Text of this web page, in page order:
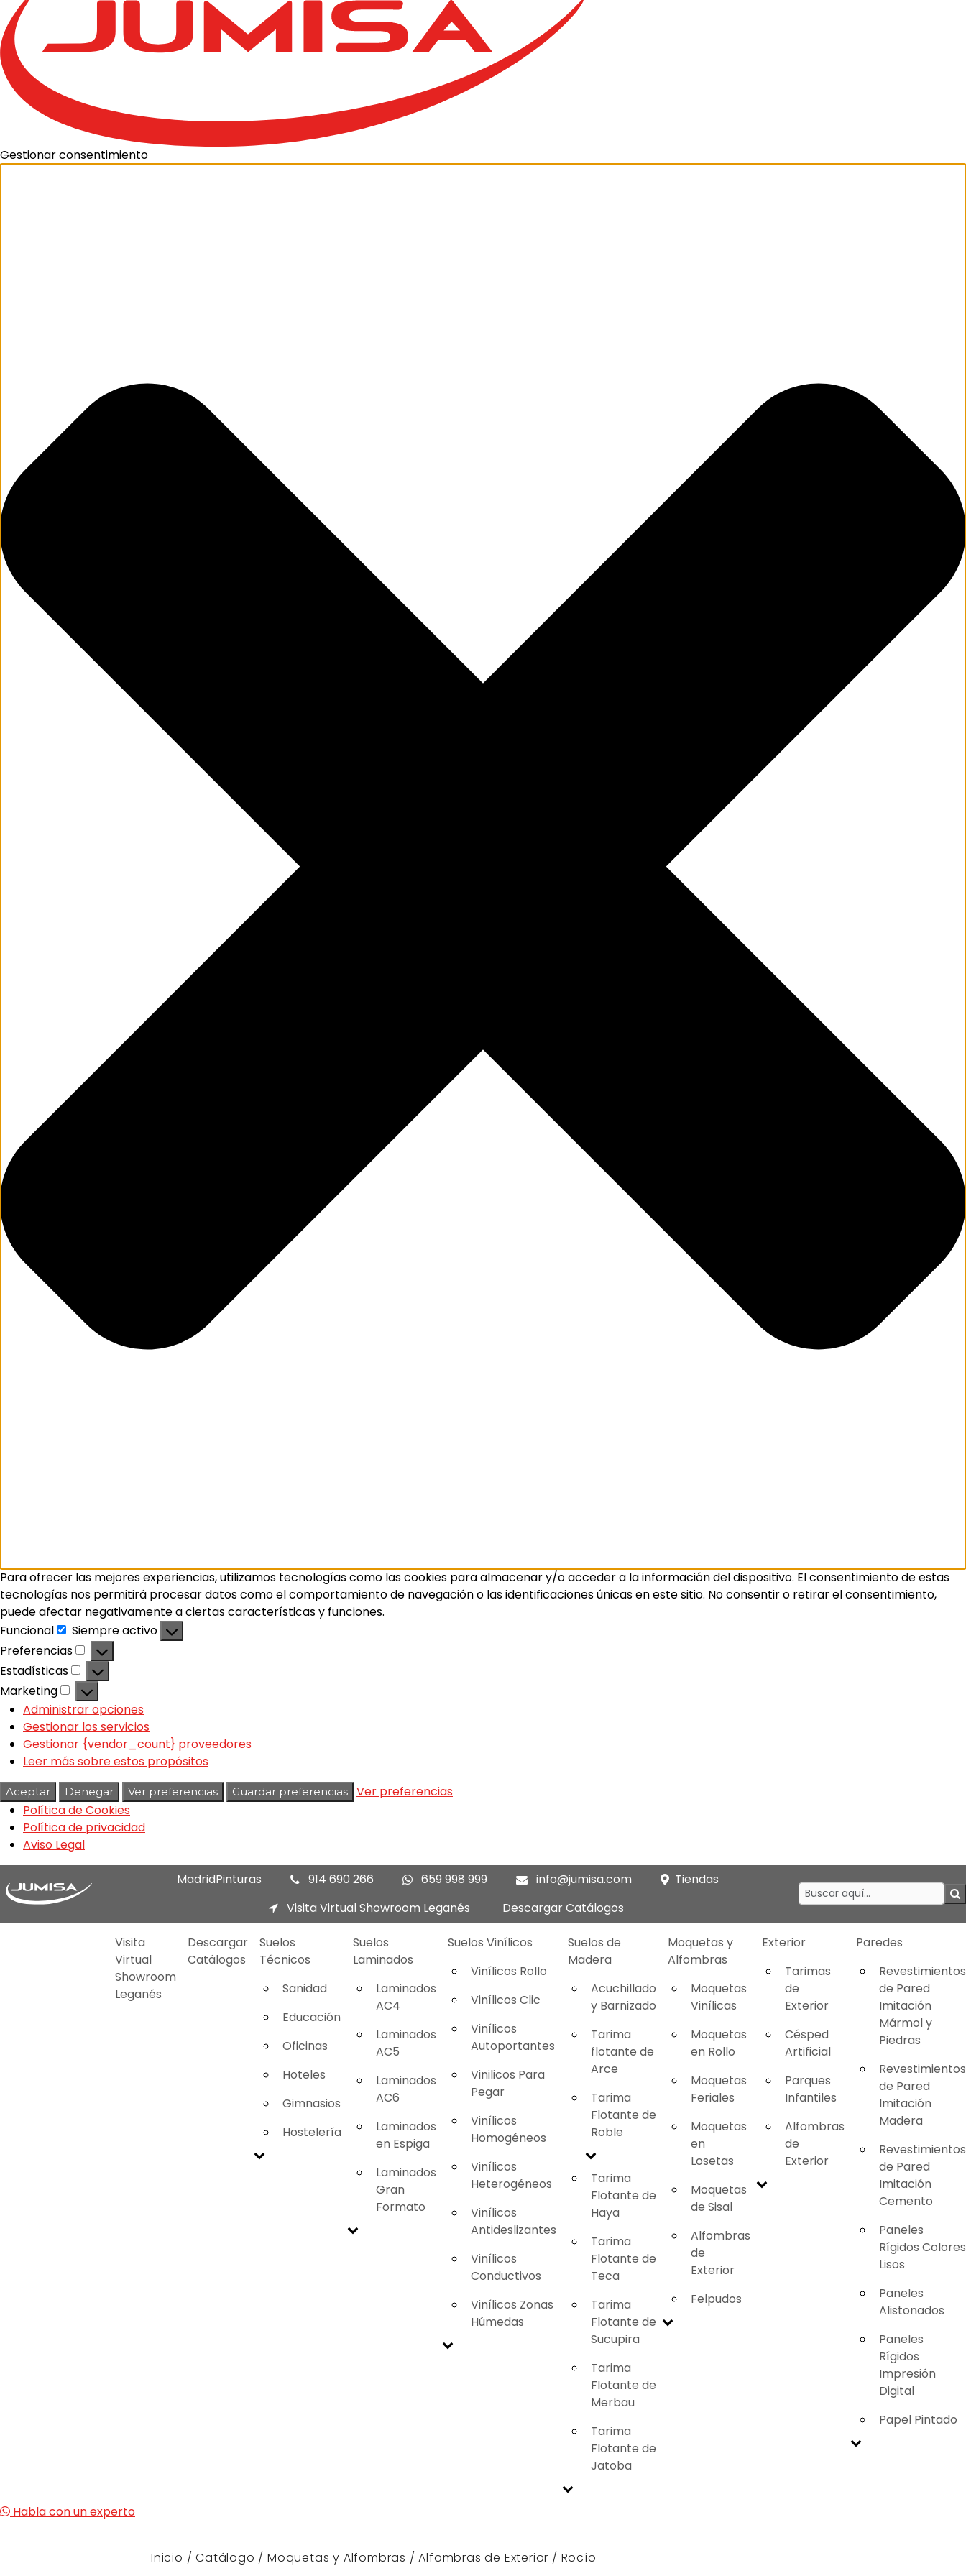
Gestionar consentimiento
Para ofrecer las mejores experiencias, utilizamos tecnologías como las cookies para almacenar y/o acceder a la información del dispositivo. El consentimiento de estas
tecnologías nos permitirá procesar datos como el comportamiento de navegación o las identificaciones únicas en este sitio. No consentir o retirar el consentimiento,
puede afectar negativamente a ciertas características y funciones.
Funcional
Siempre activo
Preferencias
Estadísticas
Marketing
Administrar opciones
Gestionar los servicios
Gestionar {vendor_count} proveedores
Leer más sobre estos propósitos
Aceptar Denegar Ver preferencias Guardar preferencias
Ver preferencias
Política de Cookies
Política de privacidad
Aviso Legal
MadridPinturas 914 690 266 659 998 999 info@jumisa.com
Tiendas
Visita Virtual Showroom Leganés
Descargar Catálogos
Visita
Virtual
Showroom
Leganés
Descargar
Catálogos
Suelos
Técnicos
Sanidad
Educación
Oficinas
Hoteles
Gimnasios
Hostelería
Suelos
Laminados
Laminados
AC4
Laminados
AC5
Laminados
AC6
Laminados
en Espiga
Laminados
Gran
Formato
Suelos Vinílicos
Vinílicos Rollo
Vinílicos Clic
Vinílicos
Autoportantes
Vinilicos Para
Pegar
Vinílicos
Homogéneos
Vinílicos
Heterogéneos
Vinílicos
Antideslizantes
Vinílicos
Conductivos
Vinílicos Zonas
Húmedas
Suelos de
Madera
Acuchillado
y Barnizado
Tarima
flotante de
Arce
Tarima
Flotante de
Roble
Tarima
Flotante de
Haya
Tarima
Flotante de
Teca
Tarima
Flotante de
Sucupira
Tarima
Flotante de
Merbau
Tarima
Flotante de
Jatoba
Moquetas y
Alfombras
Moquetas
Vinílicas
Moquetas
en Rollo
Moquetas
Feriales
Moquetas
en
Losetas
Moquetas
de Sisal
Alfombras
de
Exterior
Felpudos
Exterior
Tarimas
de
Exterior
Césped
Artificial
Parques
Infantiles
Alfombras
de
Exterior
Paredes
Revestimientos
de Pared
Imitación
Mármol y
Piedras
Revestimientos
de Pared
Imitación
Madera
Revestimientos
de Pared
Imitación
Cemento
Paneles
Rígidos Colores
Lisos
Paneles
Alistonados
Paneles
Rígidos
Impresión
Digital
Papel Pintado
Habla con un experto
Inicio /Catálogo /Moquetas y Alfombras /Alfombras de Exterior / Rocío